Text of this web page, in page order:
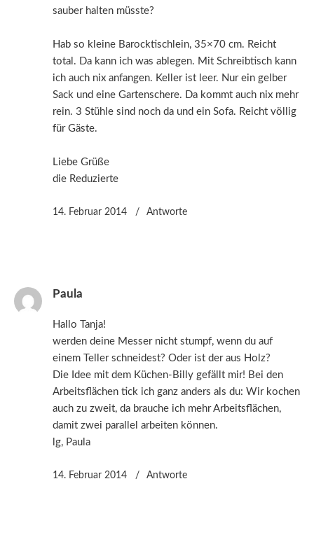
sauber halten müsste?
Hab so kleine Barocktischlein, 35×70 cm. Reicht
total. Da kann ich was ablegen. Mit Schreibtisch kann
ich auch nix anfangen. Keller ist leer. Nur ein gelber
Sack und eine Gartenschere. Da kommt auch nix mehr
rein. 3 Stühle sind noch da und ein Sofa. Reicht völlig
für Gäste.
Liebe Grüße
die Reduzierte
14. Februar 2014 Antworte
Paula
Hallo Tanja!
werden deine Messer nicht stumpf, wenn du auf
einem Teller schneidest? Oder ist der aus Holz?
Die Idee mit dem Küchen-Billy gefällt mir! Bei den
Arbeitsflächen tick ich ganz anders als du: Wir kochen
auch zu zweit, da brauche ich mehr Arbeitsflächen,
damit zwei parallel arbeiten können.
lg, Paula
14. Februar 2014 Antworte